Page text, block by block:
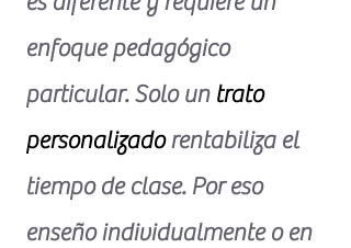
enfoque pedagógico
particular. Solo un trato
personalizadorentabiliza el
tiempo de clase. Por eso
enseño individualmente o en